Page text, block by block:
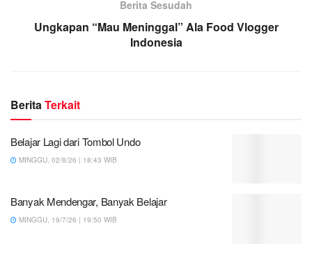
Berita Sesudah
Ungkapan “Mau Meninggal” Ala Food Vlogger
Indonesia
Berita Terkait
Belajar Lagi dari Tombol Undo
MINGGU, 02/8/26 | 18:43 WIB
Banyak Mendengar, Banyak Belajar
MINGGU, 19/7/26 | 19:50 WIB